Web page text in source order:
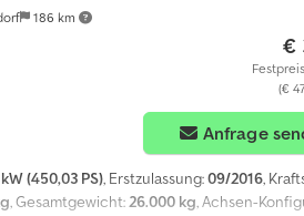
186 km
€
(€
Anfrage
kW (450,03 PS), Erstzulassung:09/2016,
, Gesamtgewicht:26.000 kg, Achsen-